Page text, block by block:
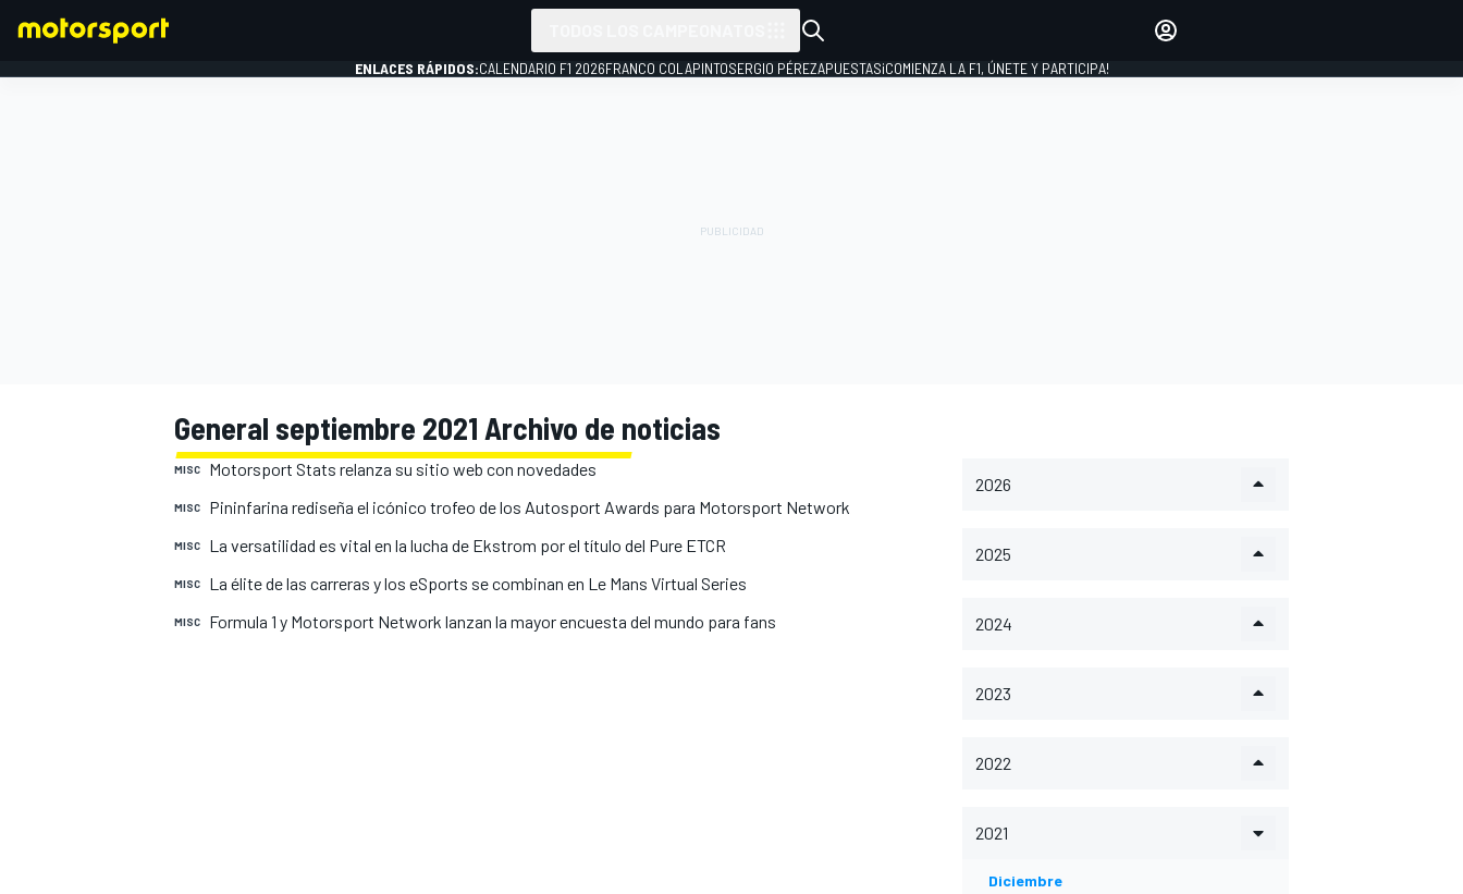
INICIAR SESIÓN
ENLACES RÁPIDOS:CALENDARIO F1 2026FRANCO COLAPINTOSERGIO PÉREZAPUESTAS¡COMIENZA LA F1, ÚNETE Y PARTICIPA!
General septiembre 2021 Archivo de noticias
MISC Motorsport Stats relanza su sitio web con novedades
MISC Pininfarina rediseña el icónico trofeo de los Autosport Awards para Motorsport Network
MISC La versatilidad es vital en la lucha de Ekstrom por el título del Pure ETCR
MISC La élite de las carreras y los eSports se combinan en Le Mans Virtual Series
MISC Formula 1 y Motorsport Network lanzan la mayor encuesta del mundo para fans
2026
2025
2024
2023
2022
2021
Diciembre